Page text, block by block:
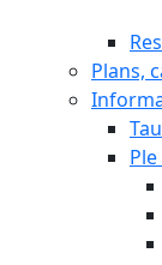
Plans,